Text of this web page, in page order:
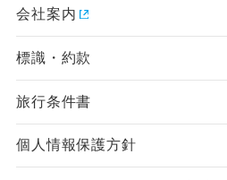
会社案内
標識・約款
旅行条件書
個人情報保護方針